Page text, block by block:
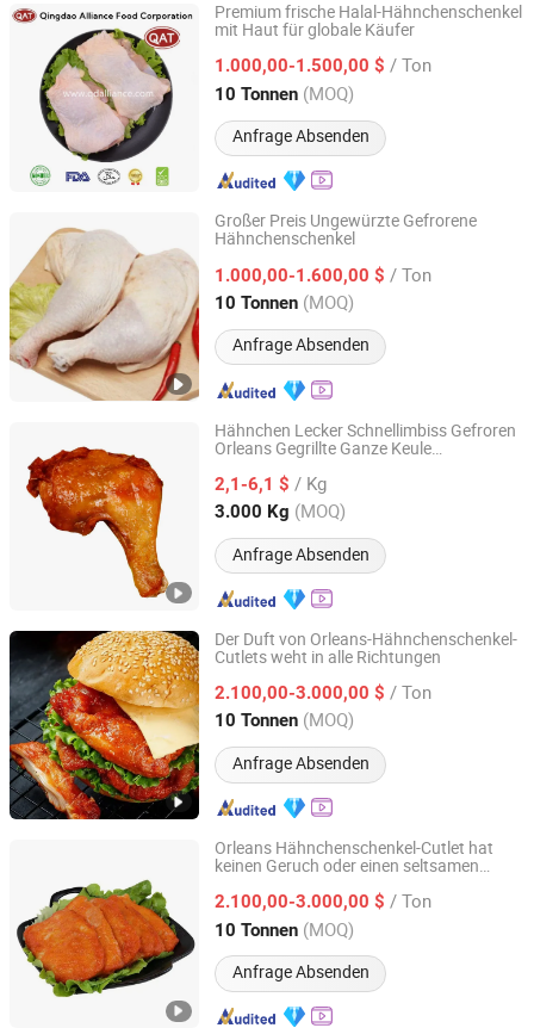
Premium frische Halal-Hähnchenschenkel
mit Haut für globale Käufer
1.000,00-1.500,00 $ / Ton
10 Tonnen (MOQ)
Anfrage Absenden
QINGDAO ALLIANCE FOOD CORP.
Shandong, China Seit 2016
Großer Preis Ungewürzte Gefrorene
Hähnchenschenkel
1.000,00-1.600,00 $ / Ton
10 Tonnen (MOQ)
Anfrage Absenden
Shandong Yuchuan International Trade Co., Ltd.
Shandong, China Seit 2022
Hähnchen Lecker Schnellimbiss Gefroren
Orleans Gegrillte Ganze Keule
2,1-6,1 $ / Kg
3.000 Kg (MOQ)
Anfrage Absenden
SHANDONG ZHENGTENG FOOD CO.,LTD
Shandong, China Seit 2024
Der Duft von Orleans-Hähnchenschenkel-
Cutlets weht in alle Richtungen
2.100,00-3.000,00 $ / Ton
10 Tonnen (MOQ)
Anfrage Absenden
Pintong International Trade (Qingdao) Co, Ltd.
Shandong, China Seit 2025
Orleans Hähnchenschenkel-Cutlet hat
keinen Geruch oder einen seltsamen
2.100,00-3.000,00 $ / Ton
10 Tonnen (MOQ)
Anfrage Absenden
Pintong International Trade (Qingdao) Co, Ltd.
Shandong, China Seit 2025